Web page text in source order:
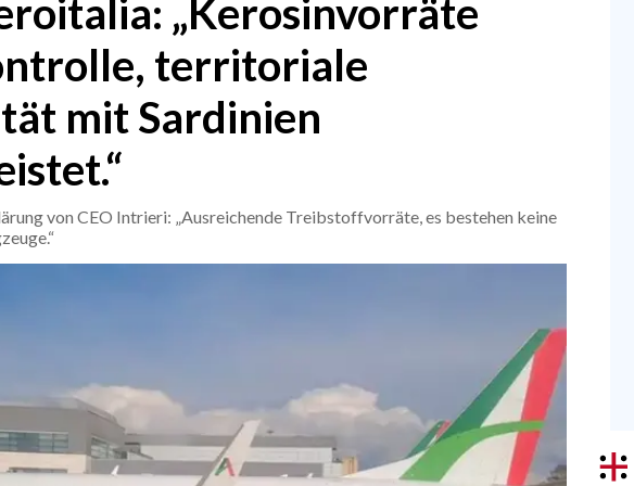
„Kerosinvorräte
territoriale
mit Sardinien
von CEO Intrieri: „Ausreichende Treibstoffvorräte, es bestehen keine